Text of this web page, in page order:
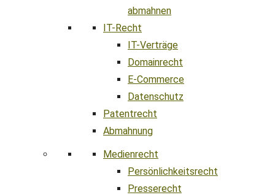
abmahnen
IT-Recht
IT-Verträge
Domainrecht
E-Commerce
Datenschutz
Patentrecht
Abmahnung
Medienrecht
Persönlichkeitsrecht
Presserecht